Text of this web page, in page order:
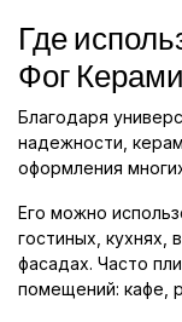
Где
Фог
Благодаря
надежности,
оформления
Его можно
гостиных, кухнях,
фасадах. Часто
помещений: кафе,